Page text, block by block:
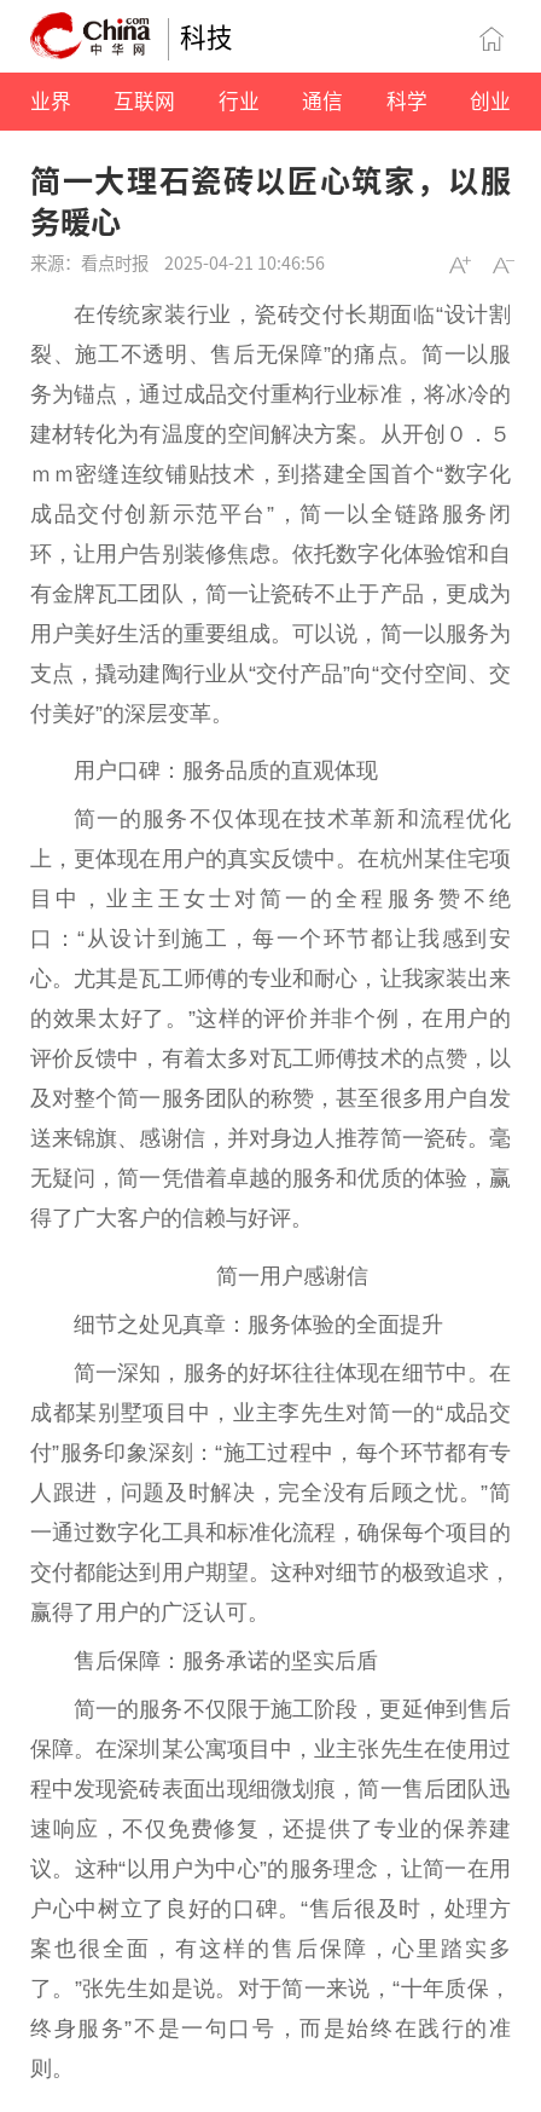
科技
业界 互联网 行业 通信 科学 创业
简一大理石瓷砖以匠心筑家，以服
务暖心
来源：看点时报 2025-04-21 10:46:56
在传统家装行业，瓷砖交付长期面临“设计割
裂、施工不透明、售后无保障”的痛点。简一以服
务为锚点，通过成品交付重构行业标准，将冰冷的
建材转化为有温度的空间解决方案。从开创０．５
ｍｍ密缝连纹铺贴技术，到搭建全国首个“数字化
成品交付创新示范平台”，简一以全链路服务闭
环，让用户告别装修焦虑。依托数字化体验馆和自
有金牌瓦工团队，简一让瓷砖不止于产品，更成为
用户美好生活的重要组成。可以说，简一以服务为
支点，撬动建陶行业从“交付产品”向“交付空间、交
付美好”的深层变革。
‌用户口碑：服务品质的直观体现
简一的服务不仅体现在技术革新和流程优化
上，更体现在用户的真实反馈中。在杭州某住宅项
目中，业主王女士对简一的全程服务赞不绝
口：“从设计到施工，每一个环节都让我感到安
心。尤其是瓦工师傅的专业和耐心，让我家装出来
的效果太好了。”这样的评价并非个例，在用户的
评价反馈中，有着太多对瓦工师傅技术的点赞，以
及对整个简一服务团队的称赞，甚至很多用户自发
送来锦旗、感谢信，并对身边人推荐简一瓷砖。毫
无疑问，简一凭借着卓越的服务和优质的体验，赢
得了广大客户的信赖与好评。
简一用户感谢信
‌细节之处见真章：服务体验的全面提升
简一深知，服务的好坏往往体现在细节中。在
成都某别墅项目中，业主李先生对简一的“成品交
付”服务印象深刻：“施工过程中，每个环节都有专
人跟进，问题及时解决，完全没有后顾之忧。”简
一通过数字化工具和标准化流程，确保每个项目的
交付都能达到用户期望。这种对细节的极致追求，
赢得了用户的广泛认可。
‌售后保障：服务承诺的坚实后盾
简一的服务不仅限于施工阶段，更延伸到售后
保障。在深圳某公寓项目中，业主张先生在使用过
程中发现瓷砖表面出现细微划痕，简一售后团队迅
速响应，不仅免费修复，还提供了专业的保养建
议。这种“以用户为中心”的服务理念，让简一在用
户心中树立了良好的口碑。“售后很及时，处理方
案也很全面，有这样的售后保障，心里踏实多
了。”张先生如是说。对于简一来说，“十年质保，
终身服务”不是一句口号，而是始终在践行的准
则。